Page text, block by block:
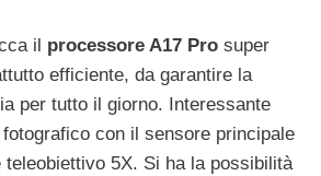
il processore A17 Pro super
efficiente, da garantire la
per tutto il giorno. Interessante
con il sensore principale
teleobiettivo 5X. Si ha la possibilità